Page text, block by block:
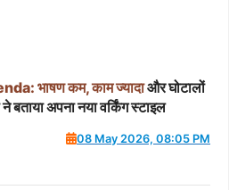
भाषणकम,कामज्यादाऔर घोटालों
अपना नया वर्किंग स्टाइल
08 May 2026, 08:05 PM